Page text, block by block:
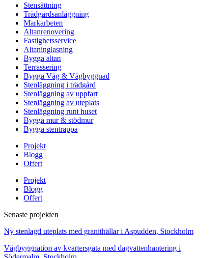
Stensättning
Trädgårdsanläggning
Markarbeten
Altanrenovering
Fastighetsservice
Altaninglasning
Bygga altan
Terrassering
Bygga Väg & Vägbyggnad
Stenläggning i trädgård
Stenläggning av uppfart
Stenläggning av uteplats
Stenläggning runt huset
Bygga mur & stödmur
Bygga stentrappa
Projekt
Blogg
Offert
Projekt
Blogg
Offert
Senaste projekten
Ny stenlagd uteplats med granithällar i Aspudden, Stockholm
Vägbyggnation av kvartersgata med dagvattenhantering i